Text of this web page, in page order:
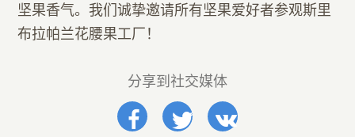
坚果香气。我们诚挚邀请所有坚果爱好者参观斯里
布拉帕兰花腰果工厂！
分享到社交媒体